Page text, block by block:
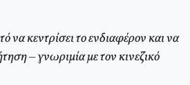
να κεντρίσει το ενδιαφέρον και να
– γνωριμία με τον κινεζικό